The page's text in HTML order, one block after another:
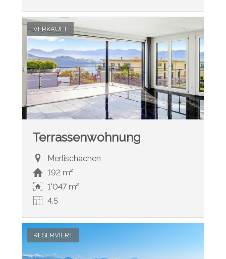
VERKAUFT
Terrassenwohnung
Merlischachen
192 m²
1'047 m²
4.5
RESERVIERT